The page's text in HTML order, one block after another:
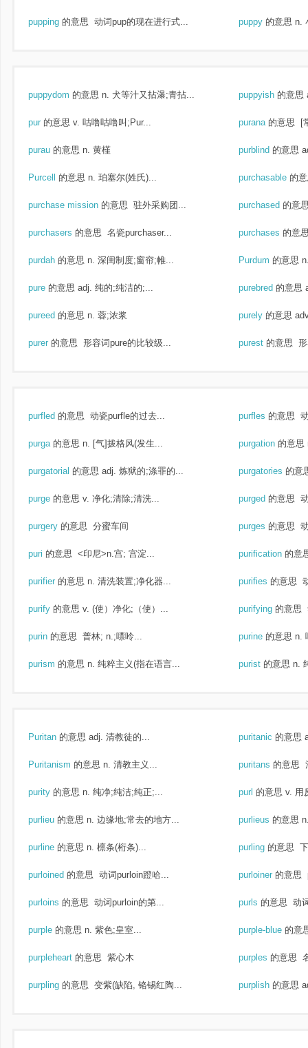
pupping 的意思 动词pup的现在进行式... puppy 的意思 n.
puppydom 的意思 n. 犬等汁又拈瀑;青拈... puppyish 的意思
pur 的意思 v. 咕噜咕噜叫;Pur... purana 的意思 [
purau 的意思 n. 黄槿 purblind 的意思
Purcell 的意思 n. 珀塞尔(姓氏)... purchasable 的
purchase mission 的意思 驻外采购团... purchased 的意
purchasers 的意思 名瓷purchaser... purchases 的意
purdah 的意思 n. 深闺制度;窗帘;帷... Purdum 的意思
pure 的意思 adj. 纯的;纯洁的;... purebred 的意思
pureed 的意思 n. 蓉;浓浆 purely 的意思
purer 的意思 形容词pure的比较级... purest 的意思
purfled 的意思 动瓷purfle的过去... purfles 的意思
purga 的意思 n. [气]拨格风(发生... purgation 的意思
purgatorial 的意思 adj. 炼狱的;涤罪的... purgatories 的意
purge 的意思 v. 净化;清除;清洗... purged 的意思
purgery 的意思 分蜜车间 purges 的意思
puri 的意思 <印尼>n.宫; 宫淀... purification 的意
purifier 的意思 n. 清洗装置;净化器... purifies 的意思
purify 的意思 v. (使）净化;（使）... purifying 的意思
purin 的意思 普林; n.;嘌呤... purine 的意思 n.
purism 的意思 n. 纯粹主义(指在语言... purist 的意思 n.
Puritan 的意思 adj. 清教徒的... puritanic 的意思
Puritanism 的意思 n. 清教主义... puritans 的意思
purity 的意思 n. 纯净;纯洁;纯正;... purl 的意思 v. 用
purlieu 的意思 n. 边缘地;常去的地方... purlieus 的意思
purline 的意思 n. 檩条(桁条)... purling 的意思
purloined 的意思 动词purloin蹬哈... purloiner 的意思
purloins 的意思 动词purloin的第... purls 的意思 动
purple 的意思 n. 紫色;皇室... purple-blue 的意
purpleheart 的意思 紫心木 purples 的意思
purpling 的意思 变紫(缺陷, 铬锡红陶... purplish 的意思